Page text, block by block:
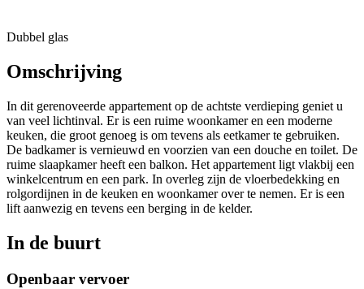
Dubbel glas
Omschrijving
In dit gerenoveerde appartement op de achtste verdieping geniet u
van veel lichtinval. Er is een ruime woonkamer en een moderne
keuken, die groot genoeg is om tevens als eetkamer te gebruiken.
De badkamer is vernieuwd en voorzien van een douche en toilet. De
ruime slaapkamer heeft een balkon. Het appartement ligt vlakbij een
winkelcentrum en een park. In overleg zijn de vloerbedekking en
rolgordijnen in de keuken en woonkamer over te nemen. Er is een
lift aanwezig en tevens een berging in de kelder.
In de buurt
Openbaar vervoer